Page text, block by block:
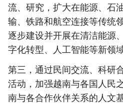
流、研究，扩大在能源、石
输、铁路和航空连接等传统
逐步建设并开展在清洁能源
字化转型、人工智能等新领
第三，通过民间交流、科研
活动，加强越南与各国人民
南与各合作伙伴关系的人文